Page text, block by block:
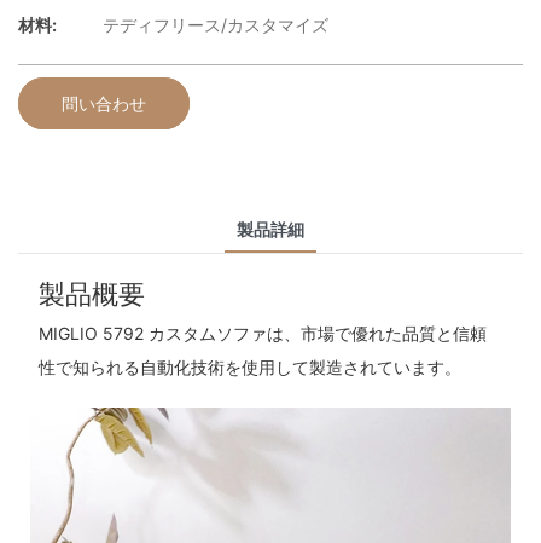
材料:
テディフリース/カスタマイズ
問い合わせ
製品詳細
製品概要
MIGLIO 5792 カスタムソファは、市場で優れた品質と信頼
性で知られる自動化技術を使用して製造されています。